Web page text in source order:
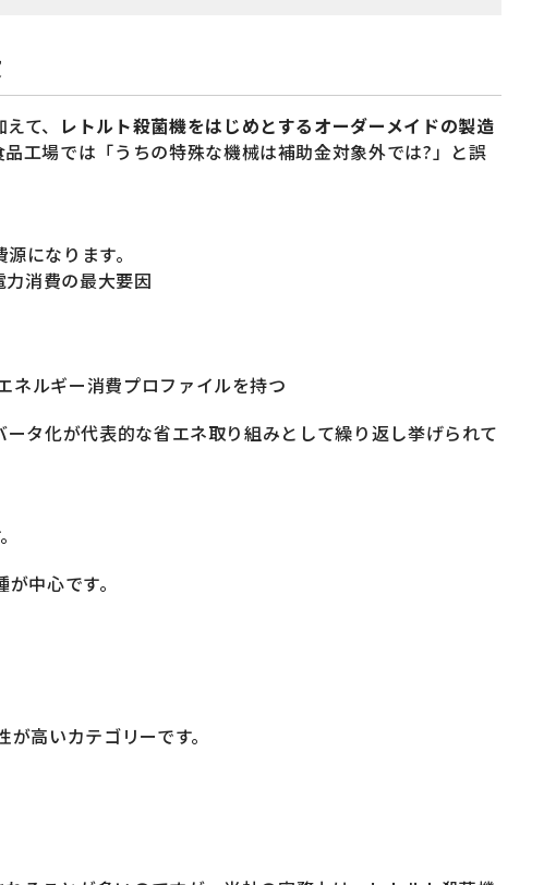
て、 レトルト殺菌機をはじめとするオーダーメイドの製造
工場では「うちの特殊な機械は補助金対象外では?」と誤
になります。
消費の最大要因
ネルギー消費プロファイルを持つ
タ化が代表的な省エネ取り組みとして繰り返し挙げられて
中心です。
高いカテゴリーです。